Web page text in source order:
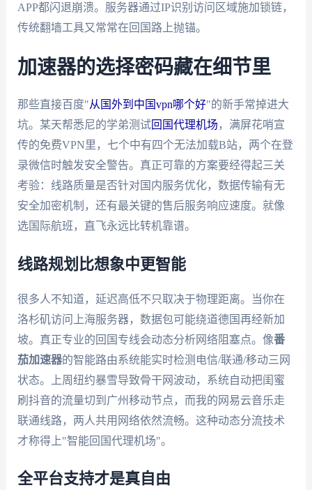
APP都闪退崩溃。服务器通过IP识别访问区域施加锁链，
传统翻墙工具又常常在回国路上抛锚。
加速器的选择密码藏在细节里
那些直接百度"从国外到中国vpn哪个好"的新手常掉进大
坑。某天帮悉尼的学弟测试回国代理机场 ，满屏花哨宣
传的免费VPN里，七个中有四个无法加载B站，两个在登
录微信时触发安全警告。真正可靠的方案要经得起三关
考验：线路质量是否针对国内服务优化，数据传输有无
安全加密机制，还有最关键的售后服务响应速度。就像
选国际航班，直飞永远比转机靠谱。
线路规划比想象中更智能
很多人不知道，延迟高低不只取决于物理距离。当你在
洛杉矶访问上海服务器，数据包可能绕道德国再经新加
坡。真正专业的回国专线会动态分析网络阻塞点。像番
茄加速器的智能路由系统能实时检测电信/联通/移动三网
状态。上周纽约暴雪导致骨干网波动，系统自动把闺蜜
刷抖音的流量切到广州移动节点，而我的网易云音乐走
联通线路，两人共用网络依然流畅。这种动态分流技术
才称得上"智能回国代理机场"。
全平台支持才是真自由